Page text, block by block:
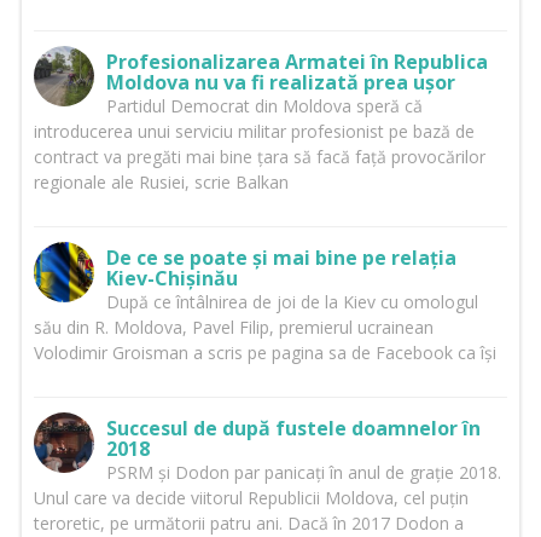
Profesionalizarea Armatei în Republica
Moldova nu va fi realizată prea ușor
Partidul Democrat din Moldova speră că
introducerea unui serviciu militar profesionist pe bază de
contract va pregăti mai bine țara să facă față provocărilor
regionale ale Rusiei, scrie Balkan
De ce se poate și mai bine pe relația
Kiev-Chișinău
După ce întâlnirea de joi de la Kiev cu omologul
său din R. Moldova, Pavel Filip, premierul ucrainean
Volodimir Groisman a scris pe pagina sa de Facebook ca își
Succesul de după fustele doamnelor în
2018
PSRM și Dodon par panicați în anul de grație 2018.
Unul care va decide viitorul Republicii Moldova, cel puțin
teroretic, pe următorii patru ani. Dacă în 2017 Dodon a